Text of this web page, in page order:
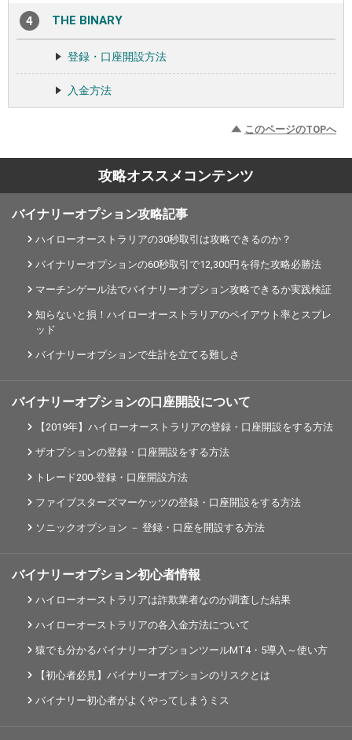
THE BINARY
登録・口座開設方法
入金方法
このページのTOPへ
攻略オススメコンテンツ
バイナリーオプション攻略記事
ハイローオーストラリアの30秒取引は攻略できるのか？
バイナリーオプションの60秒取引で12,300円を得た攻略必勝法
マーチンゲール法でバイナリーオプション攻略できるか実践検証
知らないと損！ハイローオーストラリアのペイアウト率とスプレ
ッド
バイナリーオプションで生計を立てる難しさ
バイナリーオプションの口座開設について
【2019年】ハイローオーストラリアの登録・口座開設をする方法
ザオプションの登録・口座開設をする方法
トレード200-登録・口座開設方法
ファイブスターズマーケッツの登録・口座開設をする方法
ソニックオプション － 登録・口座を開設する方法
バイナリーオプション初心者情報
ハイローオーストラリアは詐欺業者なのか調査した結果
ハイローオーストラリアの各入金方法について
猿でも分かるバイナリーオプションツールMT4・5導入～使い方
【初心者必見】バイナリーオプションのリスクとは
バイナリー初心者がよくやってしまうミス